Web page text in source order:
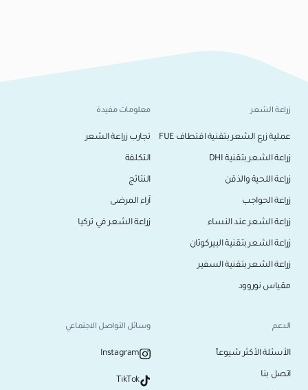
زراعة الشعر
عملية زرع الشعر بتقنية اقتطاف FUE
زراعة الشعر بتقنية DHI
زراعة اللحية والذقن
زراعة الحواجب
زراعة الشعر عند النساء
زراعة الشعر بتقنية البيركوتان
زراعة الشعر بتقنية السفير
مقياس نوروود
معلومات مفيدة
تجارب زراعة الشعر
التكلفة
النتائج
آراء المرضى
زراعة الشعر في تركيا
الدعم
الأسئلة الأكثر شيوعاً
اتصل بنا
وسائل التواصل الاجتماعي
Instagram
TikTok